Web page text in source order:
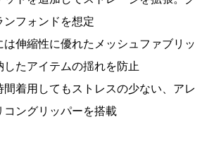
フォンドを想定
は伸縮性に優れたメッシュファブリッ
したアイテムの揺れを防止
間着用してもストレスの少ない、アレ
コングリッパーを搭載